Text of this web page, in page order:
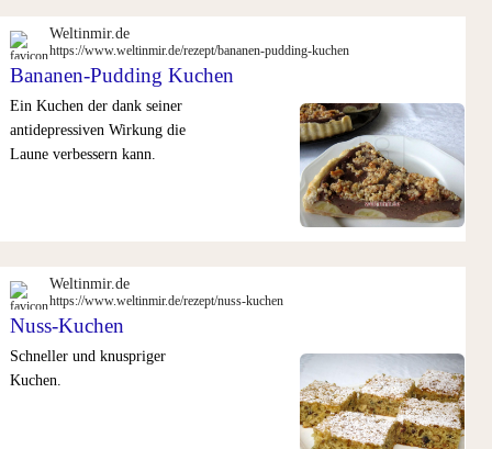
Weltinmir.de
https://www.weltinmir.de/rezept/bananen-pudding-kuchen
Bananen-Pudding Kuchen
Ein Kuchen der dank seiner
antidepressiven Wirkung die
Laune verbessern kann.
Weltinmir.de
https://www.weltinmir.de/rezept/nuss-kuchen
Nuss-Kuchen
Schneller und knuspriger
Kuchen.